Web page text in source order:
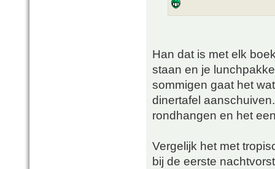
Han dat is met elk
staan en je
sommigen gaat het
dinertafel
rondhangen en het
Vergelijk het met
bij de eerste